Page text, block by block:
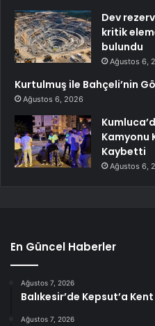
Dev
kritik
bulundu
Ağustos 6,
Kurtulmuş ile Bahçeli’nin
Ağustos 6, 2026
Kamyonu
Kaybetti
Ağustos 6,
En Güncel Haberler
Ağustos 7, 2026
Balıkesir’de Kepsut’a
Ağustos 7, 2026